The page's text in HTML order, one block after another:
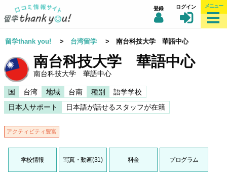
登録 ログイン メニュー
留学thank you! > 台湾留学 > 南台科技大学 華語中心
南台科技大学 華語中心
南台科技大学 華語中心
国 台湾 地域 台南 種別
語学学校
日本人サポート
日本語が話せるスタッフが在籍
アクティビティ豊富
学校情報 写真・動画(31) 料金 プログラム